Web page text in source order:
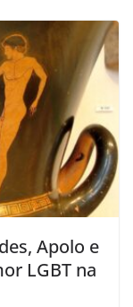
Apolo e
LGBT na